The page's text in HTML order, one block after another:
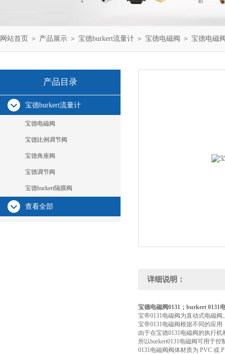
网站首页 ＞ 产品展示 ＞ 宝德burkert流量计 ＞ 宝德电磁阀 ＞ 宝德电磁
产品目录
宝德burkert流量计
宝德电磁阀
宝德比例调节阀
宝德角座阀
宝德调节阀
宝德burkert隔膜阀
查看全部
详细说明：
宝德电磁阀0131；burkert 0131
宝帝0131电磁阀为直动式电磁阀
宝帝0131电磁阀根据不同的应
由于在宝德0131电磁阀的执行
所以burkert0131电磁阀可用于
0131电磁阀阀体材质为 PVC 或